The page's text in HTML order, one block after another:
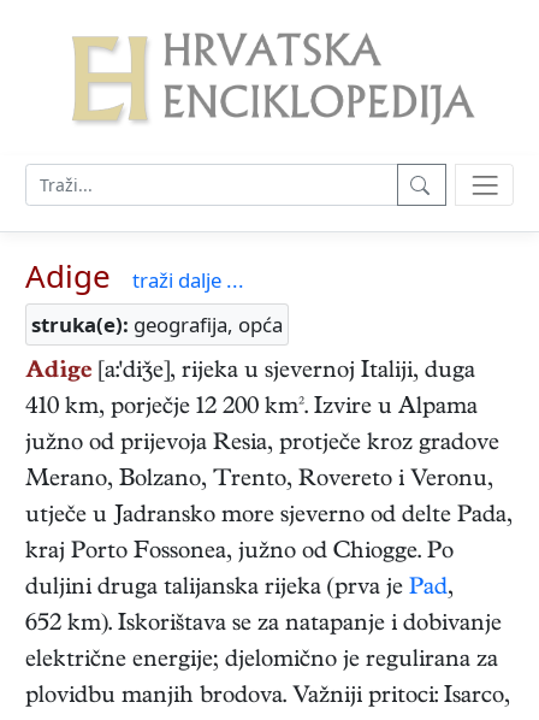
Adige
traži dalje ...
struka(e): geografija, opća
Adige [a:'die], rijeka u sjevernoj Italiji, duga
410 km, porječje 12 200 km². Izvire u Alpama
južno od prijevoja Resia, protječe kroz gradove
Merano, Bolzano, Trento, Rovereto i Veronu,
utječe u Jadransko more sjeverno od delte Pada,
kraj Porto Fossonea, južno od Chiogge. Po
duljini druga talijanska rijeka (prva je Pad,
652 km). Iskorištava se za natapanje i dobivanje
električne energije; djelomično je regulirana za
plovidbu manjih brodova. Važniji pritoci: Isarco,